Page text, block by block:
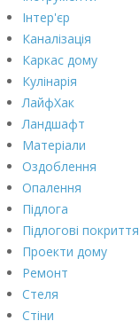
Інтер'єр
Каналізація
Каркас дому
Кулінарія
ЛайфХак
Ландшафт
Матеріали
Оздоблення
Опалення
Підлога
Підлогові покриття
Проекти дому
Ремонт
Стеля
Стіни